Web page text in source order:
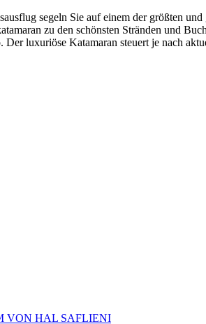
segeln Sie auf einem der größten und
zu den schönsten Stränden und
luxuriöse Katamaran steuert je nach